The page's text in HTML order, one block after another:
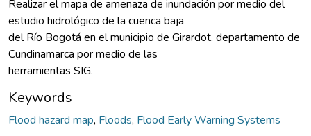
Realizar el mapa de amenaza de inundación por medio del
estudio hidrológico de la cuenca baja
del Río Bogotá en el municipio de Girardot, departamento de
Cundinamarca por medio de las
herramientas SIG.
Keywords
Flood hazard map, Floods, Flood Early Warning Systems